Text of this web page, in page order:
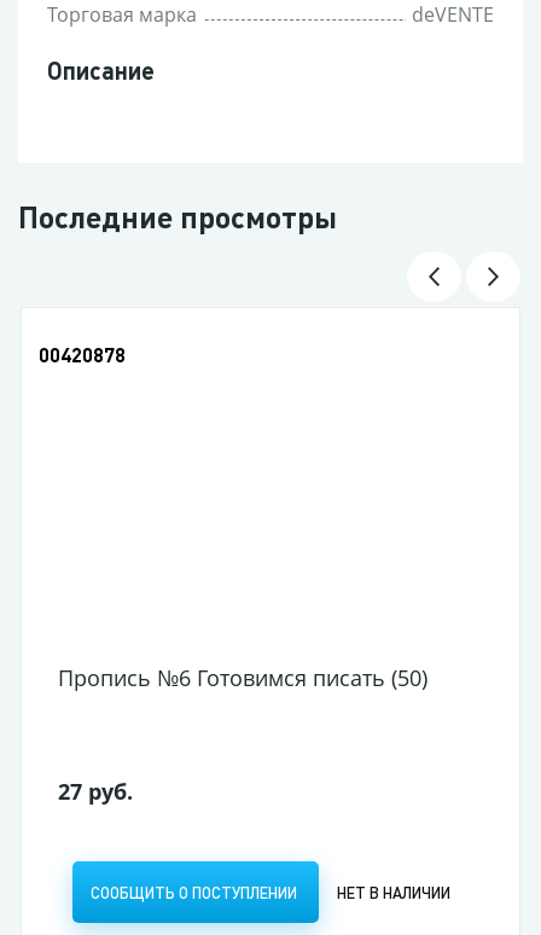
Торговая марка deVENTE
Описание
Последние просмотры
00420878
Пропись №6 Готовимся писать (50)
27 руб.
СООБЩИТЬ О ПОСТУПЛЕНИИ НЕТ В НАЛИЧИИ